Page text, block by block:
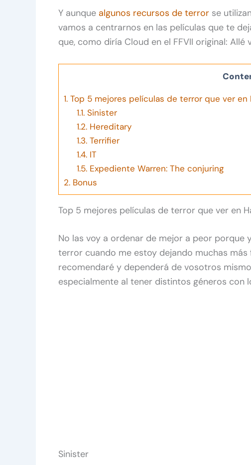
Y aunque algunos recursos de terror se
vamos a centrarnos en las películas que te
que, como diría Cloud en el FFVII original: Allé
1. Top 5 mejores películas de terror que ver en
1.1.Sinister
1.2.Hereditary
1.3.Terrifier
1.4.IT
1.5.Expediente Warren: The conjuring
2. Bonus
Top 5 mejores películas de terror que ver en
No las voy a ordenar de mejor a peor porque
terror cuando me estoy dejando muchas
recomendaré y dependerá de vosotros
especialmente al tener distintos géneros con
Sinister